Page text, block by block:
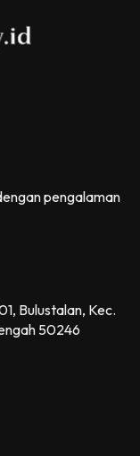
pengalaman
Bulustalan, Kec.
50246